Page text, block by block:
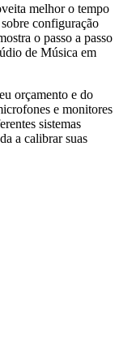
melhor o tempo
configuração
o passo a passo
de Música em
orçamento e do
e monitores
sistemas
a calibrar suas